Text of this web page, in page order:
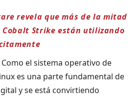
revela que más de la mitad
Cobalt Strike están utilizando
Como el sistema operativo de
es una parte fundamental de
y se está convirtiendo